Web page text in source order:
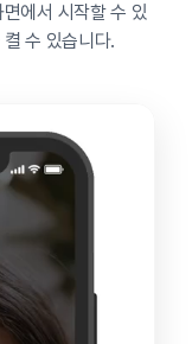
에서 시작할 수 있
수 있습니다.